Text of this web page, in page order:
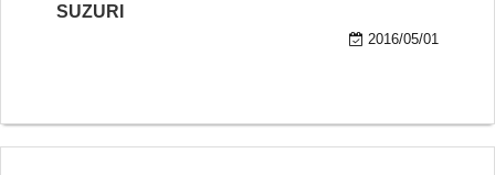
SUZURI
2016/05/01